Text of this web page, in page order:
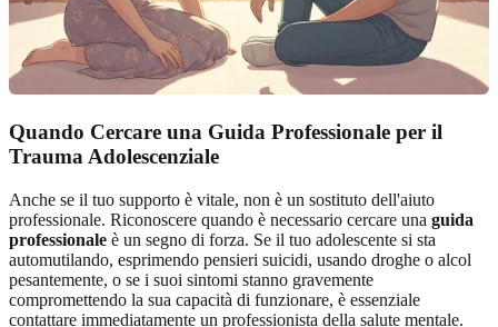
Quando Cercare una Guida Professionale per il
Trauma Adolescenziale
Anche se il tuo supporto è vitale, non è un sostituto dell'aiuto
professionale. Riconoscere quando è necessario cercare una guida
professionale è un segno di forza. Se il tuo adolescente si sta
automutilando, esprimendo pensieri suicidi, usando droghe o alcol
pesantemente, o se i suoi sintomi stanno gravemente
compromettendo la sua capacità di funzionare, è essenziale
contattare immediatamente un professionista della salute mentale.